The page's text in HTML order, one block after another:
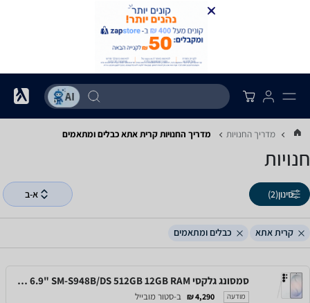
מדריך החנויות מדריך החנויות ‏קרית אתא ‏כבלים ומתאמים
חנויות
סינון(2) א-ב
קרית אתא כבלים ומתאמים
סמסונג גלקסי Samsung Galaxy S26 Ultra 6.9" SM-S948B/DS 512GB 12GB RAM
מודעה 4,290 ₪ ב-סטור מובייל